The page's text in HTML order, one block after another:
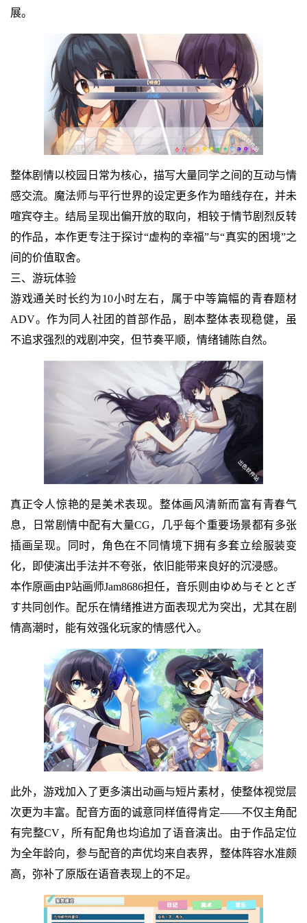
展。
整体剧情以校园日常为核心，描写大量同学之间的互动与情
感交流。魔法师与平行世界的设定更多作为暗线存在，并未
喧宾夺主。结局呈现出偏开放的取向，相较于情节剧烈反转
的作品，本作更专注于探讨“虚构的幸福”与“真实的困境”之
间的价值取舍。
三、游玩体验
游戏通关时长约为10小时左右，属于中等篇幅的青春题材
ADV。作为同人社团的首部作品，剧本整体表现稳健，虽
不追求强烈的戏剧冲突，但节奏平顺，情绪铺陈自然。
真正令人惊艳的是美术表现。整体画风清新而富有青春气
息，日常剧情中配有大量CG，几乎每个重要场景都有多张
插画呈现。同时，角色在不同情境下拥有多套立绘服装变
化，即使演出手法并不夸张，依旧能带来良好的沉浸感。
本作原画由P站画师Jam8686担任，音乐则由ゆめ与そととぎ
す共同创作。配乐在情绪推进方面表现尤为突出，尤其在剧
情高潮时，能有效强化玩家的情感代入。
此外，游戏加入了更多演出动画与短片素材，使整体视觉层
次更为丰富。配音方面的诚意同样值得肯定——不仅主角配
有完整CV，所有配角也均追加了语音演出。由于作品定位
为全年龄向，参与配音的声优均来自表界，整体阵容水准颇
高，弥补了原版在语音表现上的不足。